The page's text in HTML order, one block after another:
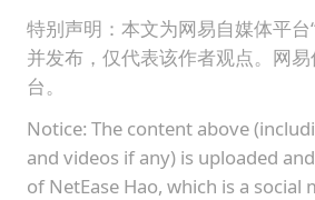
特别声明：本文为网易自媒体平台
并发布，仅代表该作者观点。网
台。
Notice: The content above
and videos if any) is uploaded
of NetEase Hao, which is a